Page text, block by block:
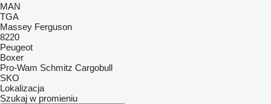
MAN
TGA
Massey Ferguson
8220
Peugeot
Boxer
Pro-Wam Schmitz Cargobull
SKO
Lokalizacja
Szukaj w promieniu